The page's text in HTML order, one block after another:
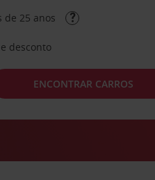
de 25 anos
desconto
ENCONTRAR CARROS